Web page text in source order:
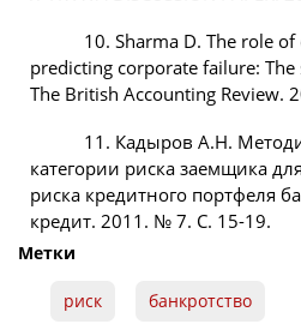
10. Sharma D. The role
predicting corporate failure:
The British Accounting Review.
11. Кадыров А.Н.
категории риска заемщика
риска кредитного портфеля
кредит. 2011. № 7. С. 15-19.
Метки
риск банкротство